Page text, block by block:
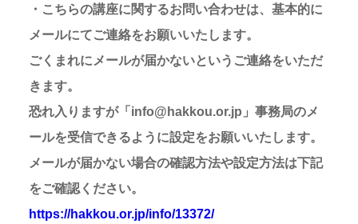
・こちらの講座に関するお問い合わせは、基本的に
メールにてご連絡をお願いいたします。
ごくまれにメールが届かないというご連絡をいただ
きます。
恐れ入りますが「info@hakkou.or.jp」事務局のメ
ールを受信できるように設定をお願いいたします。
メールが届かない場合の確認方法や設定方法は下記
をご確認ください。
https://hakkou.or.jp/info/13372/